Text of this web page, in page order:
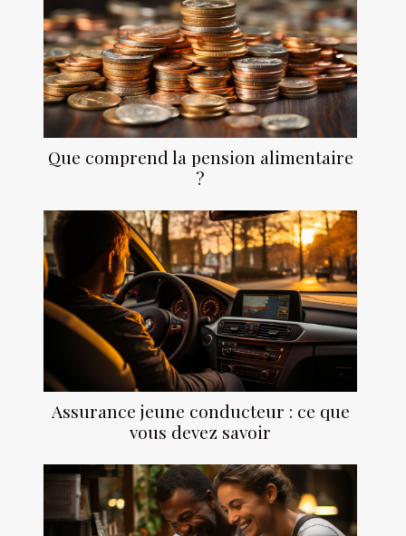
Que comprend la pension alimentaire
?
Assurance jeune conducteur : ce que
vous devez savoir